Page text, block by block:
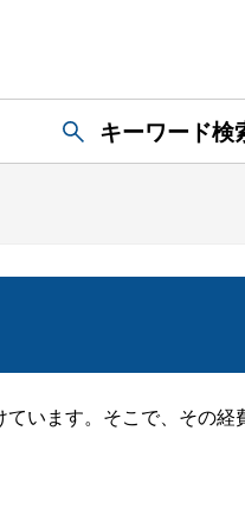
キーワード検
います。そこで、その